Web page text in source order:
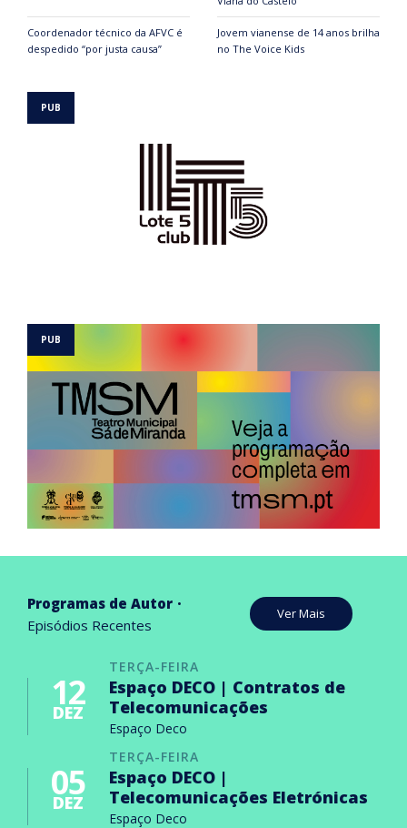
Coordenador técnico da AFVC é
despedido “por justa causa”
Jovem vianense de 14 anos brilha
no The Voice Kids
Programas de Autor
Episódios Recentes
Ver Mais
TERÇA-FEIRA
12
DEZ
Espaço DECO | Contratos de
Telecomunicações
Espaço Deco
TERÇA-FEIRA
05
DEZ
Espaço DECO |
Telecomunicações Eletrónicas
Espaço Deco